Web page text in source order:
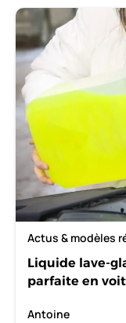
Actus & modèles
Liquide lave-
parfaite en
Antoine